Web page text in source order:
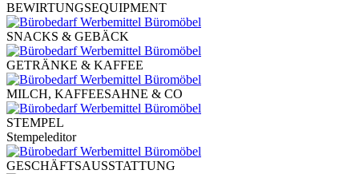
BEWIRTUNGSEQUIPMENT
SNACKS & GEBÄCK
GETRÄNKE & KAFFEE
MILCH, KAFFEESAHNE & CO
STEMPEL
Stempeleditor
GESCHÄFTSAUSSTATTUNG